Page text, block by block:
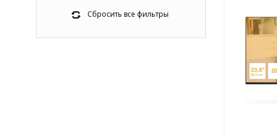
Сбросить все фильтры